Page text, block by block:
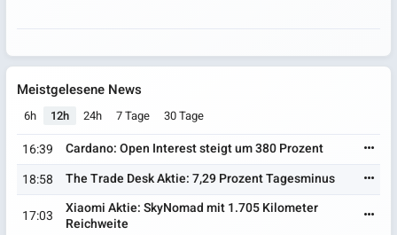
Meistgelesene News
6h 12h 24h 7 Tage 30 Tage
16:39
Cardano: Open Interest steigt um 380 Prozent
18:58
The Trade Desk Aktie: 7,29 Prozent Tagesminus
17:03
Xiaomi Aktie: SkyNomad mit 1.705 Kilometer
Reichweite